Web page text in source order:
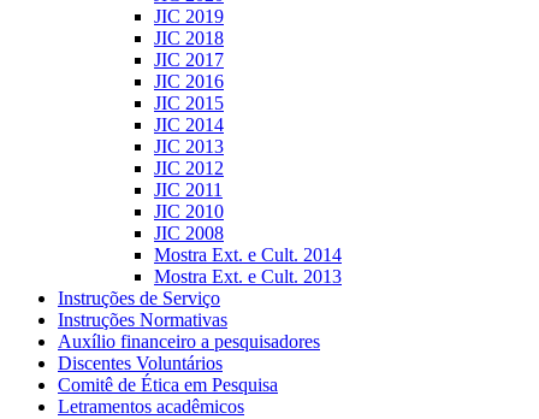
JIC 2019
JIC 2018
JIC 2017
JIC 2016
JIC 2015
JIC 2014
JIC 2013
JIC 2012
JIC 2011
JIC 2010
JIC 2008
Mostra Ext. e Cult. 2014
Mostra Ext. e Cult. 2013
Instruções de Serviço
Instruções Normativas
Auxílio financeiro a pesquisadores
Discentes Voluntários
Comitê de Ética em Pesquisa
Letramentos acadêmicos